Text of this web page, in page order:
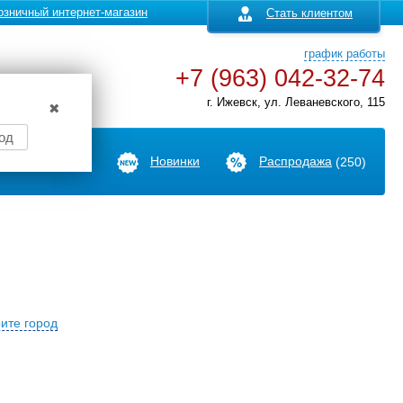
Стать клиентом
интернет-магазин
✖
график работы
+7 (963) 042-32-74
г. Ижевск, ул. Леваневского, 115
Новинки Распродажа (250)
город